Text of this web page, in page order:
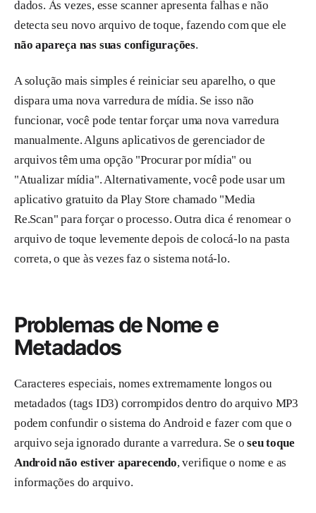
dados. Às vezes, esse scanner apresenta falhas e não
detecta seu novo arquivo de toque, fazendo com que ele
não apareça nas suas configurações.
A solução mais simples é reiniciar seu aparelho, o que
dispara uma nova varredura de mídia. Se isso não
funcionar, você pode tentar forçar uma nova varredura
manualmente. Alguns aplicativos de gerenciador de
arquivos têm uma opção "Procurar por mídia" ou
"Atualizar mídia". Alternativamente, você pode usar um
aplicativo gratuito da Play Store chamado "Media
Re.Scan" para forçar o processo. Outra dica é renomear o
arquivo de toque levemente depois de colocá-lo na pasta
correta, o que às vezes faz o sistema notá-lo.
Problemas de Nome e
Metadados
Caracteres especiais, nomes extremamente longos ou
metadados (tags ID3) corrompidos dentro do arquivo MP3
podem confundir o sistema do Android e fazer com que o
arquivo seja ignorado durante a varredura. Se oseu toque
Android não estiver aparecendo, verifique o nome e as
informações do arquivo.